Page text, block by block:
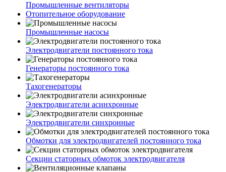
Промышленные вентиляторы
Отопительное оборудование
Промышленные насосы
Электродвигатели постоянного тока
Генераторы постоянного тока
Тахогенераторы
Электродвигатели асинхронные
Электродвигатели синхронные
Обмотки для электродвигателей постоянного тока
Секции статорных обмоток электродвигателя